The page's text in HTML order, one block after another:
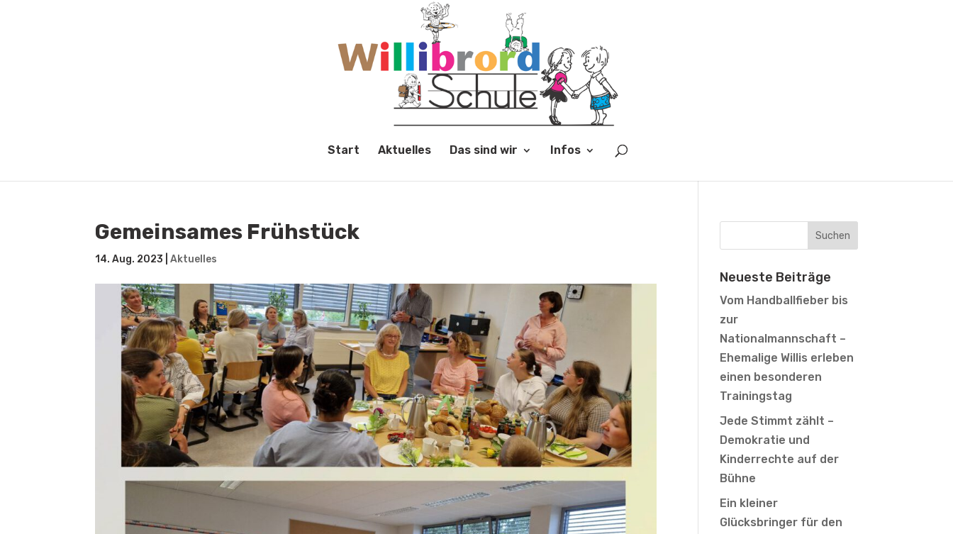
Start Aktuelles Das sind wir Infos
Gemeinsames Frühstück
14. Aug. 2023 |Aktuelles
Neueste Beiträge
Vom Handballfieber bis
zur
Nationalmannschaft –
Ehemalige Willis erleben
einen besonderen
Trainingstag
Jede Stimmt zählt –
Demokratie und
Kinderrechte auf der
Bühne
Ein kleiner
Glücksbringer für den